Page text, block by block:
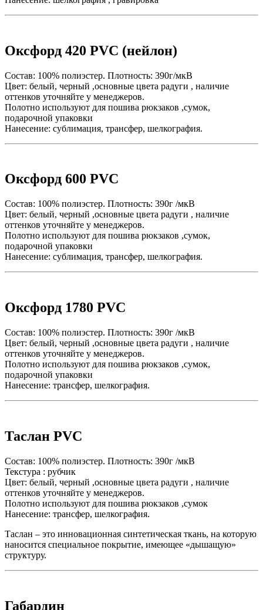
Оксфорд 420 PVC (нейлон)
Состав: 100% полиэстер. Плотность: 390г/мкВ
Цвет: белый, черный ,основные цвета радуги , наличие
оттенков уточняйте у менеджеров.
Полотно используют для пошива рюкзаков ,сумок,
подарочной упаковки
Нанесение: сублимация, трансфер, шелкография.
Оксфорд 600 PVC
Состав: 100% полиэстер. Плотность: 390г /мкВ
Цвет: белый, черный ,основные цвета радуги , наличие
оттенков уточняйте у менеджеров.
Полотно используют для пошива рюкзаков ,сумок,
подарочной упаковки
Нанесение: сублимация, трансфер, шелкография.
Оксфорд 1780 PVC
Состав: 100% полиэстер. Плотность: 390г /мкВ
Цвет: белый, черный ,основные цвета радуги , наличие
оттенков уточняйте у менеджеров.
Полотно используют для пошива рюкзаков ,сумок,
подарочной упаковки
Нанесение: трансфер, шелкография.
Таслан PVC
Состав: 100% полиэстер. Плотность: 390г /мкВ
Текстура : рубчик
Цвет: белый, черный ,основные цвета радуги , наличие
оттенков уточняйте у менеджеров.
Полотно используют для пошива рюкзаков ,сумок
Нанесение: трансфер, шелкография.
Таслан – это инновационная синтетическая ткань, на которую
наносится специальное покрытие, имеющее «дышащую»
структуру.
Габардин